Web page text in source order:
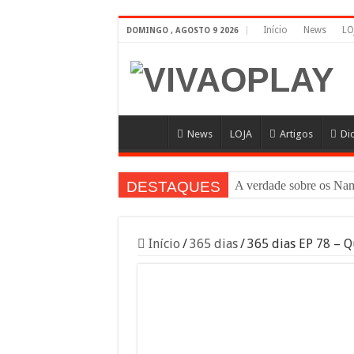
DOMINGO , AGOSTO 9 2026 Início News
News LOJA Artigos
DESTAQUES A verdade sobre os
Início /365 dias/365 dias EP 78 –